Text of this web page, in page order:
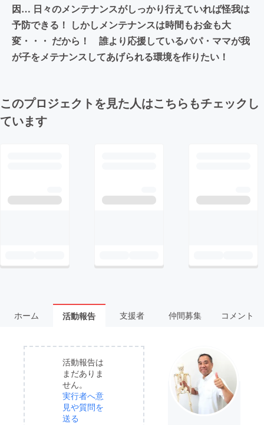
因… 日々のメンテナンスがしっかり行えていれば怪我は
予防できる！ しかしメンテナンスは時間もお金も大
変・・・ だから！ 誰より応援しているパパ・ママが我
が子をメテナンスしてあげられる環境を作りたい！
このプロジェクトを見た人はこちらもチェックし
ています
ホーム 活動報告 支援者 仲間募集 コメント
活動報告は
まだありま
せん。
実行者へ意
見や質問を
送る